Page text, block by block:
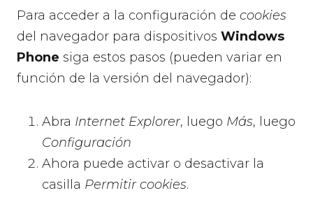
Para acceder a la configuración de cookies
del navegador para dispositivos Windows
Phone siga estos pasos (pueden variar en
función de la versión del navegador):
Abra Internet Explorer, luego Más, luego
Configuración
Ahora puede activar o desactivar la
casilla Permitir cookies.